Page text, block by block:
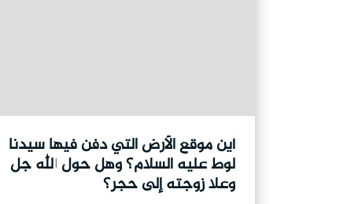
أين موقع الأرض التي دفن فيها سيدنا
لوط عليه السلام؟ وهل حول الله جل
وعلا زوجته إلى حجر؟